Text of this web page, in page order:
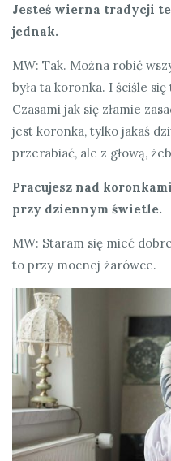
Jesteś wierna tradycji
jednak.
MW: Tak. Można robić
była ta koronka. I ściśle
Czasami jak się złamie
jest koronka, tylko jakaś
przerabiać, ale z głową,
Pracujesz nad
przy dziennym świetle.
MW: Staram się mieć
to przy mocnej żarówce.